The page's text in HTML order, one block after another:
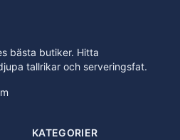
bästa butiker. Hitta
tallrikar och serveringsfat.
KATEGORIER